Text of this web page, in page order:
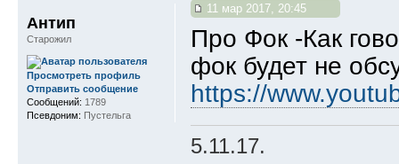
11 мар 2017, 20:45
Про Фок -Как
фок будет не
https://
5.11.17.
Антип
Старожил
Просмотреть профиль
Отправить сообщение
Сообщений: 1789
Псевдоним: Пустельга